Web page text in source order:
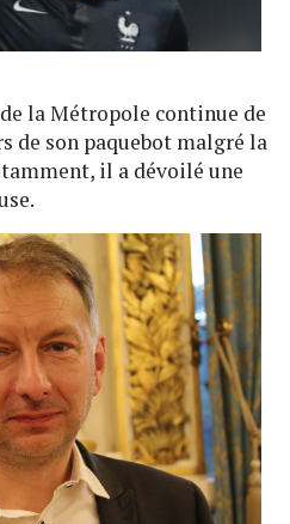
la Métropole continue de
de son paquebot malgré la
il a dévoilé une